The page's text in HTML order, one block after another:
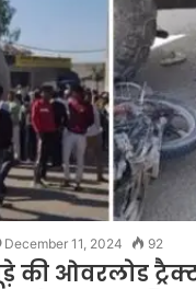
December 11, 2024 92
की ओवरलोड